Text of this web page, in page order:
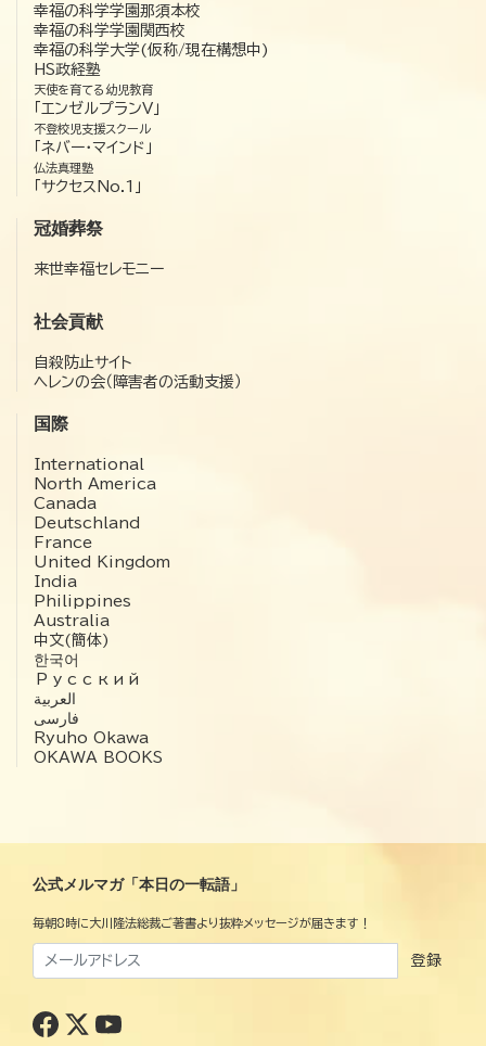
幸福の科学学園那須本校
幸福の科学学園関西校
幸福の科学大学(仮称/現在構想中)
HS政経塾
天使を育てる幼児教育
「エンゼルプランV」
不登校児支援スクール
「ネバー・マインド」
仏法真理塾
「サクセスNo.1」
冠婚葬祭
来世幸福セレモニー
社会貢献
自殺防止サイト
ヘレンの会（障害者の活動支援）
国際
International
North America
Canada
Deutschland
France
United Kingdom
India
Philippines
Australia
中文(簡体)
한국어
Русский
العربية‏
فارسی
Ryuho Okawa
OKAWA BOOKS
公式メルマガ「本日の一転語」
毎朝8時に大川隆法総裁ご著書より抜粋メッセージが届きます！
登録